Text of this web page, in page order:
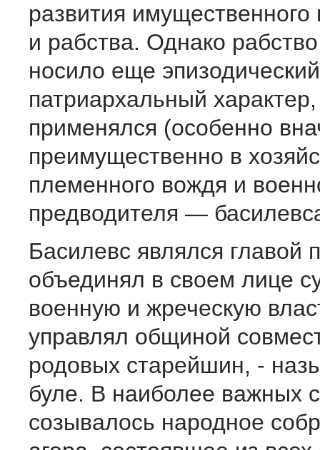
развития имущественного
и рабства. Однако
носило еще
патриархальный
применялся (особенно
преимущественно в
племенного вождя и
предводителя —
Басилевс являлся главой
объединял в своем лице
военную и жреческую
управлял общиной
родовых старейшин, -
буле. В наиболее важных
созывалось народное